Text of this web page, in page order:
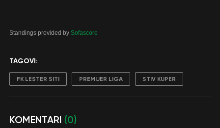
Standings provided by Sofascore
TAGOVI:
FK LESTER SITI PREMIJER LIGA STIV KUPER
KOMENTARI (0)